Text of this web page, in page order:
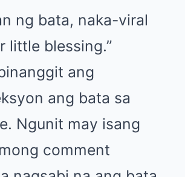
ng bata, naka-viral
little blessing.”
ang
ang bata sa
Ngunit may isang
comment